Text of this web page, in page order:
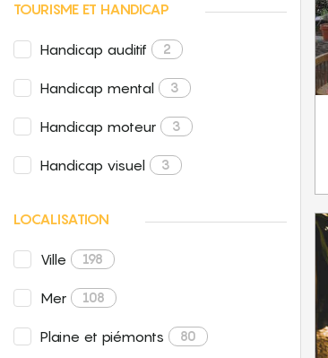
TOURISME ET HANDICAP
Handicap auditif 2
Handicap mental 3
Handicap moteur 3
Handicap visuel 3
LOCALISATION
Ville 198
Mer 108
Plaine et piémonts 80